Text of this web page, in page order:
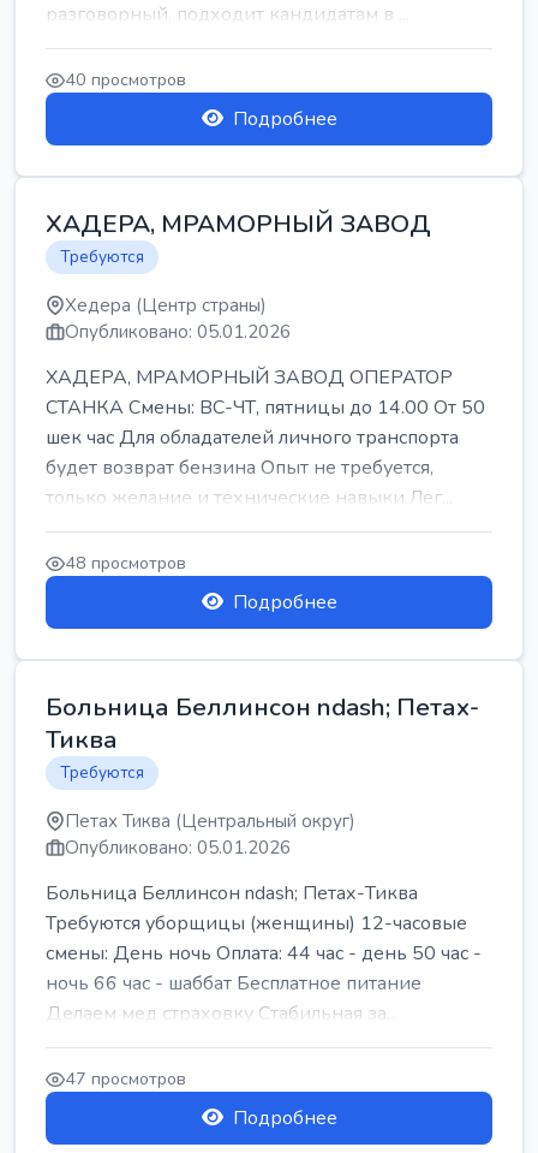
разговорный. подходит кандидатам в ...
40 просмотров
Подробнее
ХАДЕРА, МРАМОРНЫЙ ЗАВОД
Требуются
Хедера (Центр страны)
Опубликовано: 05.01.2026
ХАДЕРА, МРАМОРНЫЙ ЗАВОД ОПЕРАТОР
СТАНКА Смены: ВС-ЧТ, пятницы до 14.00 От 50
шек час Для обладателей личного транспорта
будет возврат бензина Опыт не требуется,
только желание и технические навыки Лег...
48 просмотров
Подробнее
Больница Беллинсон ndash; Петах-
Тиква
Требуются
Петах Тиква (Центральный округ)
Опубликовано: 05.01.2026
Больница Беллинсон ndash; Петах-Тиква
Требуются уборщицы (женщины) 12-часовые
смены: День ночь Оплата: 44 час - день 50 час -
ночь 66 час - шаббат Бесплатное питание
Делаем мед страховку Стабильная за...
47 просмотров
Подробнее